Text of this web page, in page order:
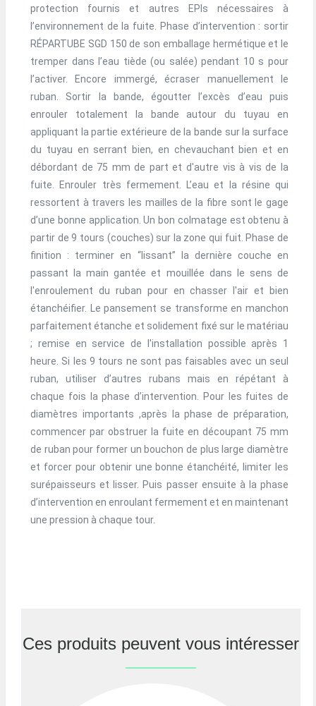
protection fournis et autres EPIs nécessaires à
l’environnement de la fuite. Phase d’intervention : sortir
RÉPARTUBE SGD 150 de son emballage hermétique et le
tremper dans l’eau tiède (ou salée) pendant 10 s pour
l’activer. Encore immergé, écraser manuellement le
ruban. Sortir la bande, égoutter l’excès d’eau puis
enrouler totalement la bande autour du tuyau en
appliquant la partie extérieure de la bande sur la surface
du tuyau en serrant bien, en chevauchant bien et en
débordant de 75 mm de part et d'autre vis à vis de la
fuite. Enrouler très fermement. L’eau et la résine qui
ressortent à travers les mailles de la fibre sont le gage
d’une bonne application. Un bon colmatage est obtenu à
partir de 9 tours (couches) sur la zone qui fuit. Phase de
finition : terminer en “lissant” la dernière couche en
passant la main gantée et mouillée dans le sens de
l'enroulement du ruban pour en chasser l'air et bien
étanchéifier. Le pansement se transforme en manchon
parfaitement étanche et solidement fixé sur le matériau
; remise en service de l'installation possible après 1
heure. Si les 9 tours ne sont pas faisables avec un seul
ruban, utiliser d’autres rubans mais en répétant à
chaque fois la phase d’intervention. Pour les fuites de
diamètres importants ,après la phase de préparation,
commencer par obstruer la fuite en découpant 75 mm
de ruban pour former un bouchon de plus large diamètre
et forcer pour obtenir une bonne étanchéité, limiter les
surépaisseurs et lisser. Puis passer ensuite à la phase
d’intervention en enroulant fermement et en maintenant
une pression à chaque tour.
Ces produits peuvent vous intéresser